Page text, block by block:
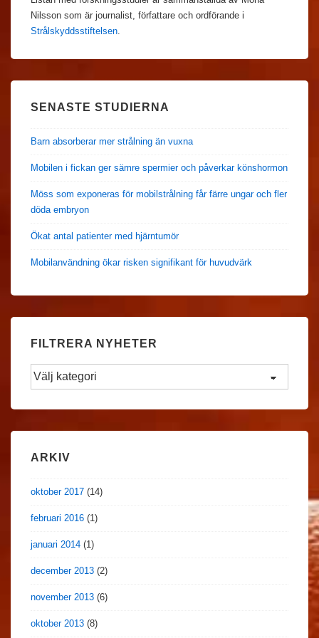
Nilsson som är journalist, författare och ordförande i
Strålskyddsstiftelsen.
SENASTE STUDIERNA
Barn absorberar mer strålning än vuxna
Mobilen i fickan ger sämre spermier och påverkar könshormon
Möss som exponeras för mobilstrålning får färre ungar och fler
döda embryon
Ökat antal patienter med hjärntumör
Mobilanvändning ökar risken signifikant för huvudvärk
FILTRERA NYHETER
Filtrera
Nyheter
ARKIV
oktober 2017 (14)
februari 2016 (1)
januari 2014 (1)
december 2013 (2)
november 2013 (6)
oktober 2013 (8)